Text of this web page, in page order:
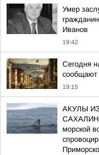
Умер
Иванов
19:42
Сегодня
сообщают
19:15
АКУЛЫ
морской